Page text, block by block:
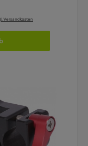
Versandkosten